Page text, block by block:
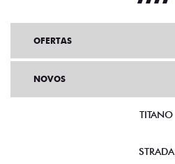
OFERTAS
NOVOS
TITANO
STRADA